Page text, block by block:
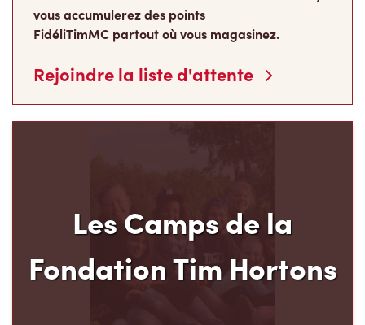
vous accumulerez des points
FidéliTimMC partout où vous magasinez.
Rejoindre la liste d'attente
Les Camps de la
Fondation Tim Hortons